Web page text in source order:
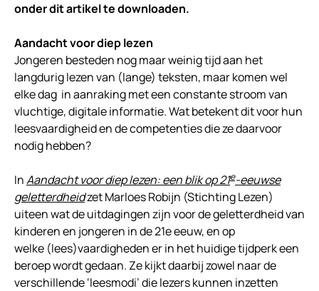
onder dit artikel te downloaden.
Aandacht voor diep lezen
Jongeren besteden nog maar weinig tijd aan het
langdurig lezen van (lange) teksten, maar komen wel
elke dag in aanraking met een constante stroom van
vluchtige, digitale informatie. Wat betekent dit voor hun
leesvaardigheid en de competenties die ze daarvoor
nodig hebben?
InAandacht voor diep lezen: een blik op 21e-eeuwse
geletterdheidzet Marloes Robijn (Stichting Lezen)
uiteen wat de uitdagingen zijn voor de geletterdheid van
kinderen en jongeren in de 21e eeuw, en op
welke (lees)vaardigheden er in het huidige tijdperk een
beroep wordt gedaan. Ze kijkt daarbij zowel naar de
verschillende ‘leesmodi’ die lezers kunnen inzetten